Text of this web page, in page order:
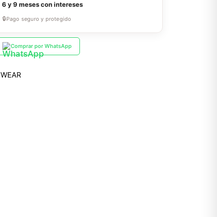
6 y 9 meses con intereses
🔒Pago seguro y protegido
Comprar por WhatsApp